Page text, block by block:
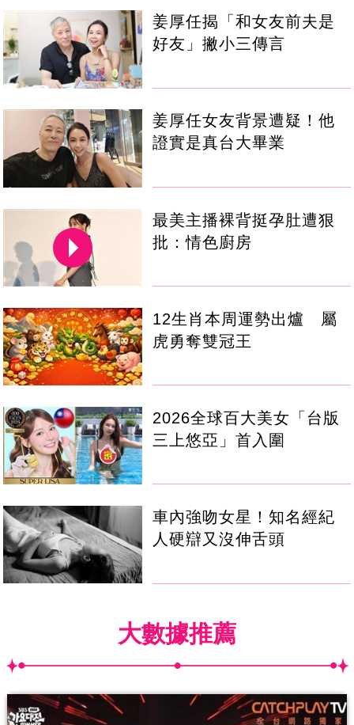
姜厚任揭「和女友前夫是
好友」撇小三傳言
姜厚任女友背景遭疑！他
證實是真台大畢業
最美主播裸背挺孕肚遭狠
批：情色廚房
12生肖本周運勢出爐 屬
虎勇奪雙冠王
2026全球百大美女「台版
三上悠亞」首入圍
車內強吻女星！知名經紀
人硬辯又沒伸舌頭
大數據推薦